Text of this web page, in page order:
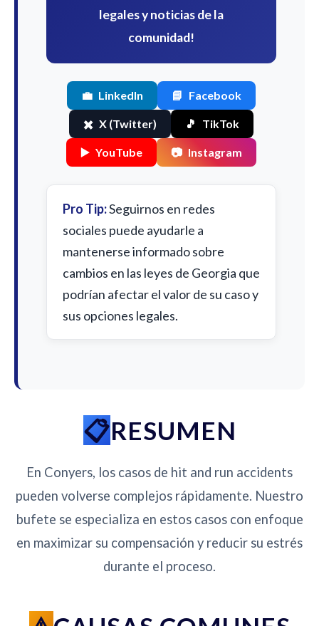
legales y noticias de la
comunidad!
💼 LinkedIn 📘 Facebook
✖️ X (Twitter) 🎵 TikTok
▶️ YouTube 📷 Instagram
Pro Tip:Seguirnos en redes
sociales puede ayudarle a
mantenerse informado sobre
cambios en las leyes de Georgia que
podrían afectar el valor de su caso y
sus opciones legales.
RESUMEN
En Conyers, los casos de hit and run accidents
pueden volverse complejos rápidamente. Nuestro
bufete se especializa en estos casos con enfoque
en maximizar su compensación y reducir su estrés
durante el proceso.